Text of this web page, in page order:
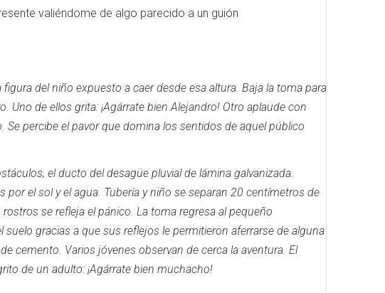
valiéndome de algo parecido a un guión
figura del niño expuesto a caer desde esa altura. Baja la toma para
Uno de ellos grita: ¡Agárrate bien Alejandro! Otro aplaude con
Se percibe el pavor que domina los sentidos de aquel público
el ducto del desagüe pluvial de lámina galvanizada.
por el sol y el agua. Tubería y niño se separan 20 centímetros de
rostros se refleja el pánico. La toma regresa al pequeño
gracias a que sus reflejos le permitieron aferrarse de alguna
cemento. Varios jóvenes observan de cerca la aventura. El
de un adulto: ¡Agárrate bien muchacho!